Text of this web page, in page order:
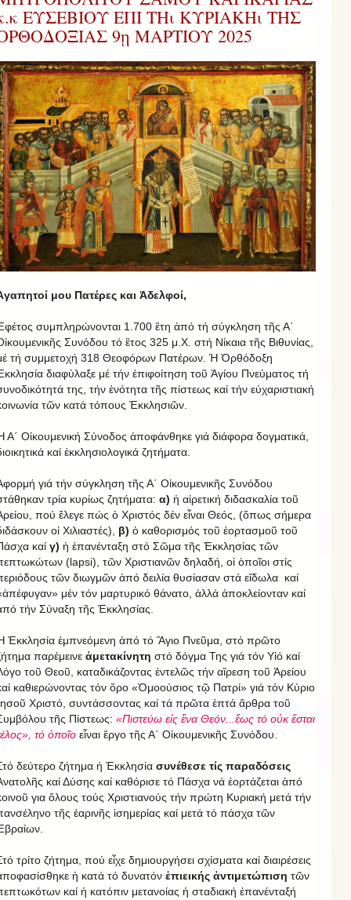
ΕΥΣΕΒΙΟΥ ΕΠΙ ΤΗι ΚΥΡΙΑΚΗι ΤΗΣ
9ῃ ΜΑΡΤΙΟΥ 2025
μου Πατέρες και Ἀδελφοί,
συμπληρώνονται 1.700 ἒτη ἀπό τή σύγκληση τῆς Α΄
Συνόδου τό ἒτος 325 μ.Χ. στή Νίκαια τῆς Βιθυνίας,
τή συμμετοχή 318 Θεοφόρων Πατέρων. Ἡ Ὀρθόδοξη
διαφύλαξε μέ τήν ἐπιφοίτηση τοῦ Ἁγίου Πνεύματος τή
της, τήν ἑνότητα τῆς πίστεως καί τήν εὐχαριστιακή
τῶν κατά τόπους Ἐκκλησιῶν.
Α΄ Οἰκουμενική Σύνοδος ἀποφάνθηκε γιά διάφορα δογματικά,
καί ἐκκλησιολογικά ζητήματα.
γιά τήν σύγκληση τῆς Α΄ Οἰκουμενικῆς Συνόδου
τρία κυρίως ζητήματα: α) ἡ αἱρετική διδασκαλία τοῦ
πού ἔλεγε πώς ὁ Χριστός δέν εἶναι Θεός, (ὅπως σήμερα
οἱ Χιλιαστές), β) ὁ καθορισμός τοῦ ἑορτασμοῦ τοῦ
καί γ) ἡ ἐπανένταξη στό Σῶμα τῆς Ἐκκλησίας τῶν
(lapsi), τῶν Χριστιανῶν δηλαδή, οἱ ὁποῖοι στίς
τῶν διωγμῶν ἀπό δειλία θυσίασαν στά εἴδωλα καί
μέν τόν μαρτυρικό θάνατο, ἀλλά ἀποκλείονταν καί
τήν Σύναξη τῆς Ἐκκλησίας.
Ἐκκλησία ἐμπνεόμενη ἀπό τό Ἅγιο Πνεῦμα, στό πρῶτο
παρέμεινε ἀμετακίνητη στό δόγμα Της γιά τόν Υἱό καί
τοῦ Θεοῦ, καταδικάζοντας ἐντελῶς τήν αἵρεση τοῦ Ἀρείου
καθιερώνοντας τόν ὅρο «Ὁμοούσιος τῷ Πατρί» γιά τόν Κύριο
Χριστό, συντάσσοντας καί τά πρῶτα ἑπτά ἄρθρα τοῦ
τῆς Πίστεως: «Πιστεύω εἰς ἕνα Θεόν...ἕως τό οὐκ ἔσται
τό ὁποῖο εἶναι ἔργο τῆς Α΄ Οἰκουμενικῆς Συνόδου.
δεύτερο ζήτημα ἡ Ἐκκλησία συνέθεσε τίς παραδόσεις
καί Δύσης καί καθόρισε τό Πάσχα νά ἑορτάζεται ἀπό
για ὅλους τούς Χριστιανούς τήν πρώτη Κυριακή μετά τήν
τῆς ἐαρινῆς ἰσημερίας καί μετά τό πάσχα τῶν
τρίτο ζήτημα, πού εἶχε δημιουργήσει σχίσματα καί διαιρέσεις
ἡ κατά τό δυνατόν ἐπιεικής ἀντιμετώπιση τῶν
καί ἡ κατόπιν μετανοίας ἡ σταδιακή ἐπανένταξή